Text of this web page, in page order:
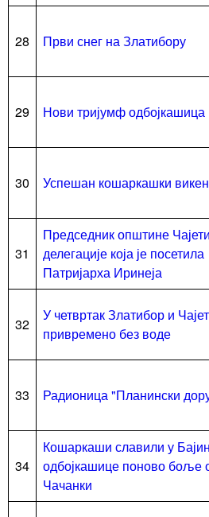
28 Први снег на Златибору
29 Нови тријумф одбојкашица
30 Успешан кошаркашки
31
Председник општине
делегације која је посетила
Патријарха Иринеја
32
У четвртак Златибор и
привремено без воде
33 Радионица "Планински
34
Кошаркаши славили у
одбојкашице поново боље
Чачанки